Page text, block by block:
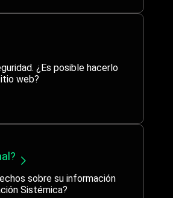
¿Es posible hacerlo
web?
sobre su información
Sistémica?